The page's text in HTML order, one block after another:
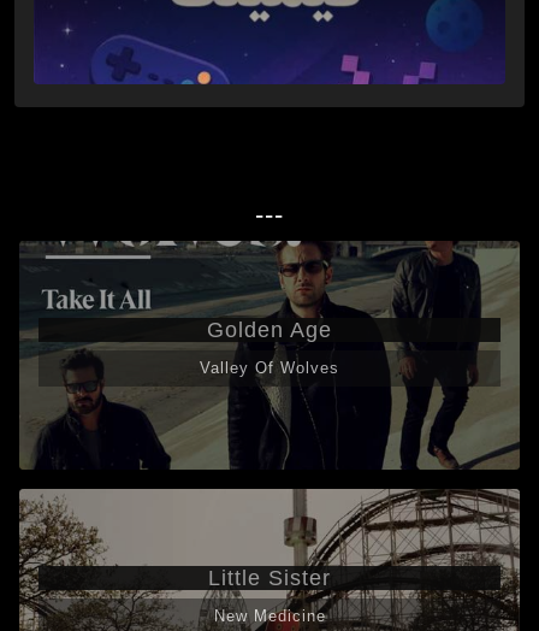
---
Golden Age
Valley Of Wolves
Little Sister
New Medicine